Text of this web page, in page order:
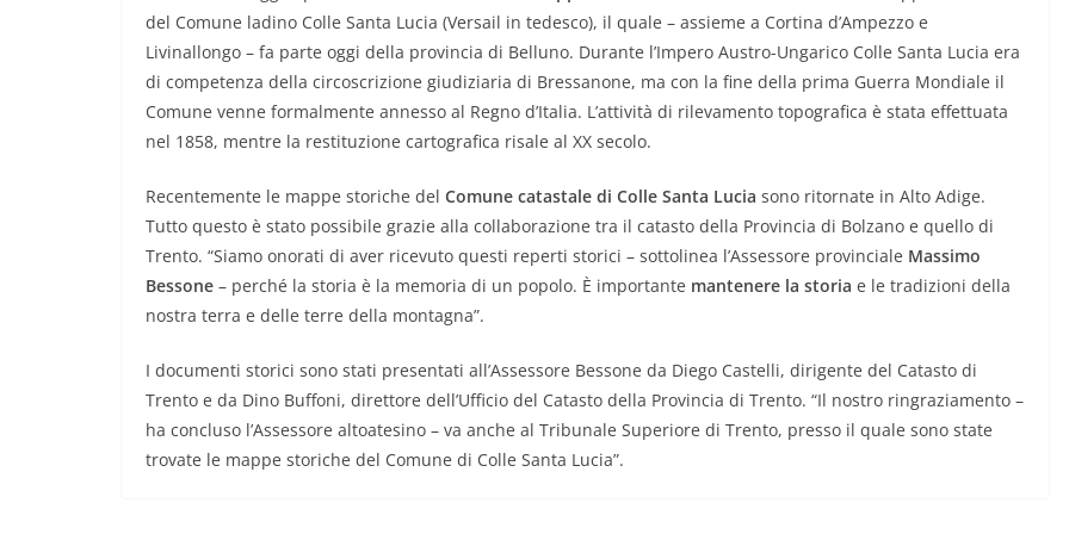
del Comune ladino Colle Santa Lucia (Versail in tedesco), il quale – assieme a Cortina d’Ampezzo e
Livinallongo – fa parte oggi della provincia di Belluno. Durante l’Impero Austro-Ungarico Colle Santa Lucia era
di competenza della circoscrizione giudiziaria di Bressanone, ma con la fine della prima Guerra Mondiale il
Comune venne formalmente annesso al Regno d’Italia. L’attività di rilevamento topografica è stata effettuata
nel 1858, mentre la restituzione cartografica risale al XX secolo.
Recentemente le mappe storiche del Comune catastale di Colle Santa Lucia sono ritornate in Alto Adige.
Tutto questo è stato possibile grazie alla collaborazione tra il catasto della Provincia di Bolzano e quello di
Trento. “Siamo onorati di aver ricevuto questi reperti storici – sottolinea l’Assessore provinciale Massimo
Bessone – perché la storia è la memoria di un popolo. È importante mantenere la storia e le tradizioni della
nostra terra e delle terre della montagna”.
I documenti storici sono stati presentati all’Assessore Bessone da Diego Castelli, dirigente del Catasto di
Trento e da Dino Buffoni, direttore dell’Ufficio del Catasto della Provincia di Trento. “Il nostro ringraziamento –
ha concluso l’Assessore altoatesino – va anche al Tribunale Superiore di Trento, presso il quale sono state
trovate le mappe storiche del Comune di Colle Santa Lucia”.